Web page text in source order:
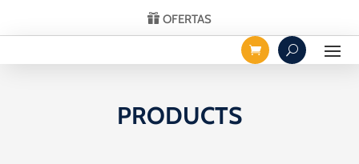
OFERTAS
PRODUCTS